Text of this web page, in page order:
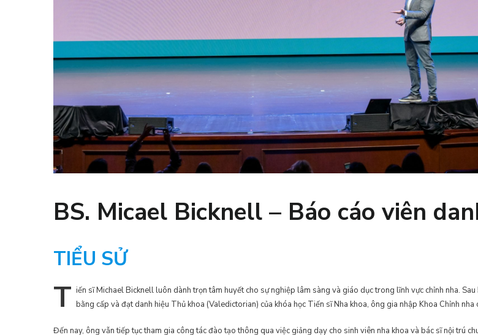
BS. Micael Bicknell – Báo cáo viên
TIỂU SỬ
T iến sĩ Michael Bicknell luôn dành trọn tâm huyết cho sự nghiệp lâm sàng và giáo dục trong lĩnh vực chỉnh nha.
bằng cấp và đạt danh hiệu Thủ khoa (Valedictorian) của khóa học Tiến sĩ Nha khoa, ông gia nhập Khoa Chỉnh
Đến nay, ông vẫn tiếp tục tham gia công tác đào tạo thông qua việc giảng dạy cho sinh viên nha khoa và bác sĩ nội trú